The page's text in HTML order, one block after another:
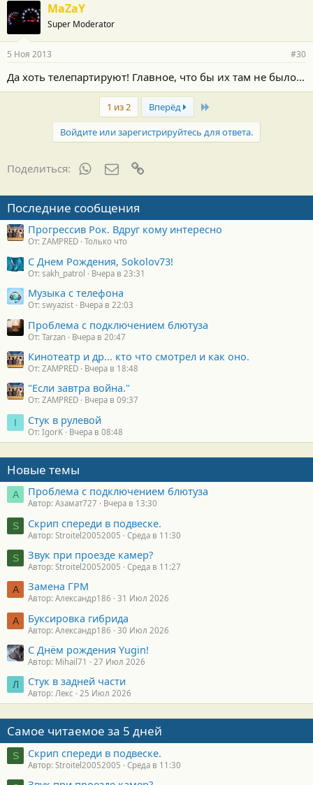
MaZaY
Super Moderator
5 Ноя 2013 #30
Да хоть телепартируют! Главное, что бы их там не было...
1 из 2 Вперёд Last
Войдите или зарегистрируйтесь для ответа.
Поделиться: WhatsAppЭлектронная почта
Последние сообщения
Прогрессив Рок. Вдруг кому интересно
От: ZAMPRED Только что
С Днем Рождения, Sokolov73!
От: sakh_patrol Вчера в 23:31
Музыка с телефона
От: swyazist Вчера в 22:03
Проблема с подключением блютуза
От: Tarzan Вчера в 20:47
Кинотеатр и др... кто что смотрел и как оно.
От: ZAMPRED Вчера в 18:48
"Если завтра война."
От: ZAMPRED Вчера в 09:37
I Стук в рулевой
От: IgorK Вчера в 08:48
Новые темы
А Проблема с подключением блютуза
Автор: Азамат727 Вчера в 13:30
S Скрип спереди в подвеске.
Автор: Stroitel20052005 Среда в 11:30
S Звук при проезде камер?
Автор: Stroitel20052005 Среда в 11:27
А Замена ГРМ
Автор: Александр186 31 Июл 2026
А Буксировка гибрида
Автор: Александр186 30 Июл 2026
С Днём рождения Yugin!
Автор: Mihail71 27 Июл 2026
Л Стук в задней части
Автор: Лекс 25 Июл 2026
Самое читаемое за 5 дней
S Скрип спереди в подвеске.
Автор: Stroitel20052005 Среда в 11:30